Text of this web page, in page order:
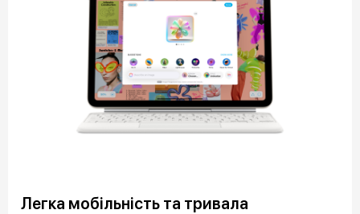
Легка мобільність та тривала